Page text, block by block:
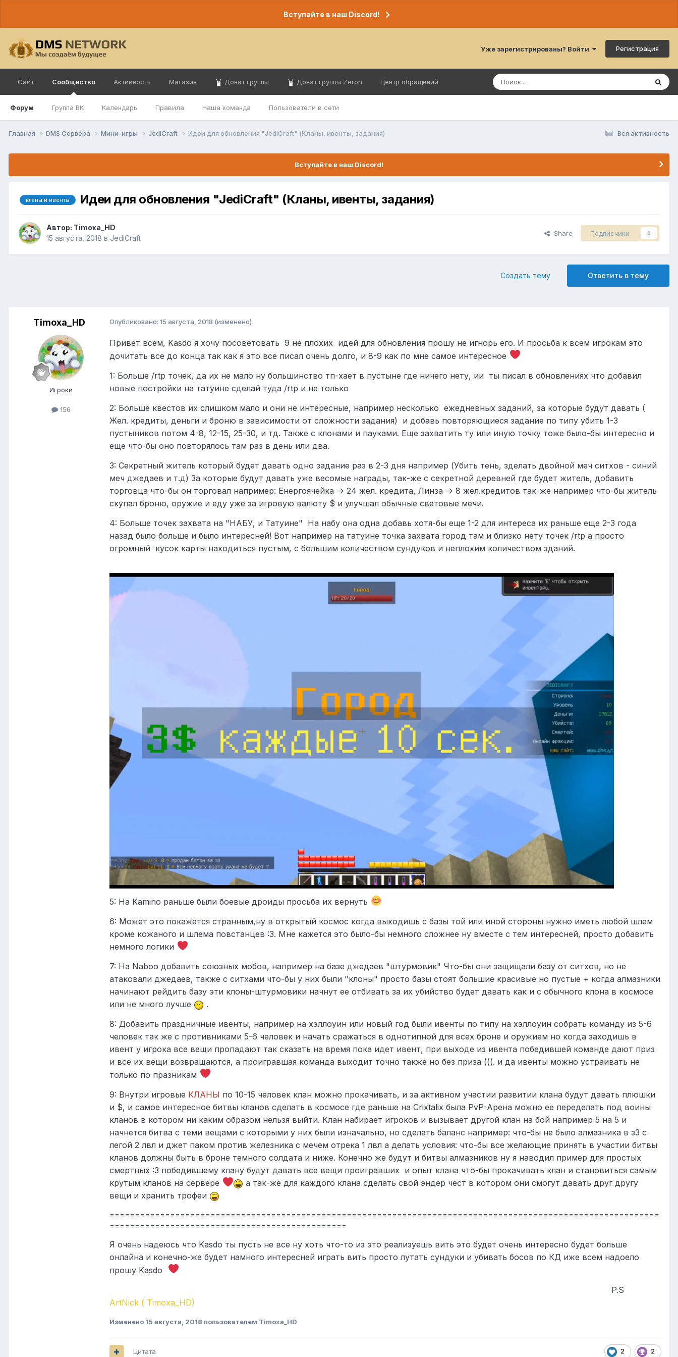
Вступайте в наш Discord!
Уже зарегистрированы? Войти Регистрация
Сайт Сообщество
Форум Группа ВК Календарь Правила Наша команда Пользователи в сети
Активность Магазин Донат группы Донат группы Zeron Центр обращений
Вся активность
Главная DMS Сервера Мини-игры JediCraft Идеи для обновления "JediCraft" (Кланы, ивенты, задания)
Вступайте в наш Discord!
кланы и ивенты Идеи для обновления "JediCraft" (Кланы, ивенты, задания)
Автор: Timoxa_HD
15 августа, 2018 в JediCraft
Share Подписчики 0
Ответить в тему
Создать тему
Timoxa_HD
Игроки
156
Опубликовано: 15 августа, 2018 (изменено)
Привет всем, Kasdo я хочу посоветовать 9 не плохих идей для обновления прошу не игнорь его. И просьба к всем игрокам это
дочитать все до конца так как я это все писал очень долго, и 8-9 как по мне самое интересное
1: Больше /rtp точек, да их не мало ну большинство тп-хает в пустыне где ничего нету, ии ты писал в обновлениях что добавил
новые постройки на татуине сделай туда /rtp и не только
2: Больше квестов их слишком мало и они не интересные, например несколько ежедневных заданий, за которые будут давать (
Жел. кредиты, деньги и броню в зависимости от сложности задания) и добавь повторяющиеся задание по типу убить 1-3
пустыников потом 4-8, 12-15, 25-30, и тд. Также с клонами и пауками. Еще захватить ту или иную точку тоже было-бы интересно и
еще что-бы оно повторялось там раз в день или два.
3: Секретный житель который будет давать одно задание раз в 2-3 дня например (Убить тень, зделать двойной меч ситхов - синий
меч джедаев и т.д) За которые будут давать уже весомые награды, так-же с секретной деревней где будет житель, добавить
торговца что-бы он торговал например: Енергоячейка -> 24 жел. кредита, Линза -> 8 жел.кредитов так-же например что-бы житель
скупал броню, оружие и еду уже за игровую валюту $ и улучшал обычные световые мечи.
4: Больше точек захвата на "НАБУ, и Татуине" На набу она одна добавь хотя-бы еще 1-2 для интереса их раньше еще 2-3 года
назад было больше и было интересней! Вот например на татуине точка захвата город там и близко нету точек /rtp а просто
огромный кусок карты находиться пустым, с большим количеством сундуков и неплохим количеством зданий.
5: На Kamino раньше были боевые дроиды просьба их вернуть
6: Может это покажется странным,ну в открытый космос когда выходишь с базы той или иной стороны нужно иметь любой шлем
кроме кожаного и шлема повстанцев :3. Мне кажется это было-бы немного сложнее ну вместе с тем интересней, просто добавить
немного логики
7: На Naboo добавить союзных мобов, например на базе джедаев "штурмовик" Что-бы они защищали базу от ситхов, но не
атаковали джедаев, также с ситхами что-бы у них были "клоны" просто базы стоят большие красивые но пустые + когда алмазники
начинают рейдить базу эти клоны-штурмовики начнут ее отбивать за их убийство будет давать как и с обычного клона в космосе
или не много лучше
.
8: Добавить праздничные ивенты, например на хэллоуин или новый год были ивенты по типу на хэллоуин собрать команду из 5-6
человек так же с противниками 5-6 человек и начать сражаться в однотипной для всех броне и оружием но когда заходишь в
ивент у игрока все вещи пропадают так сказать на время пока идет ивент, при выходе из ивента победившей команде дают приз
и все их вещи возвращаются, а проигравшая команда выходит точно также но без приза (((. и да ивенты можно устраивать не
только по празникам
9: Внутри игровые КЛАНЫ по 10-15 человек клан можно прокачивать, и за активном участии развитии клана будут давать плюшки
и $, и самое интересное битвы кланов сделать в космосе где раньше на Crixtalix была PvP-Арена можно ее переделать под воины
кланов в котором ни каким образом нельзя выйти. Клан набирает игроков и вызывает другой клан на бой например 5 на 5 и
начнется битва с теми вещами с которыми у них были изначально, но сделать баланс например: что-бы не было алмазника в з3 с
легой 2 лвл и джет паком против железника с мечем отрека 1 лвл а делать условия: что-бы все желающие принять в участии битвы
кланов должны быть в броне темного солдата и ниже. Конечно же будут и битвы алмазников ну я наводил пример для простых
смертных :3 победившему клану будут давать все вещи проигравших и опыт клана что-бы прокачивать клан и становиться самым
крутым кланов на сервере
а так-же для каждого клана сделать свой эндер чест в котором они смогут давать друг другу
вещи и хранить трофеи
=============================================================================================================
===============================================
Я очень надеюсь что Kasdo ты пусть не все ну хоть что-то из это реализуешь вить это будет очень интересно будет больше
онлайна и конечно-же будет намного интересней играть вить просто лутать сундуки и убивать босов по КД иже всем надоело
прошу Kasdo
P.S
ArtNick ( Timoxa_HD)
Изменено 15 августа, 2018 пользователем Timoxa_HD
2 2
Цитата